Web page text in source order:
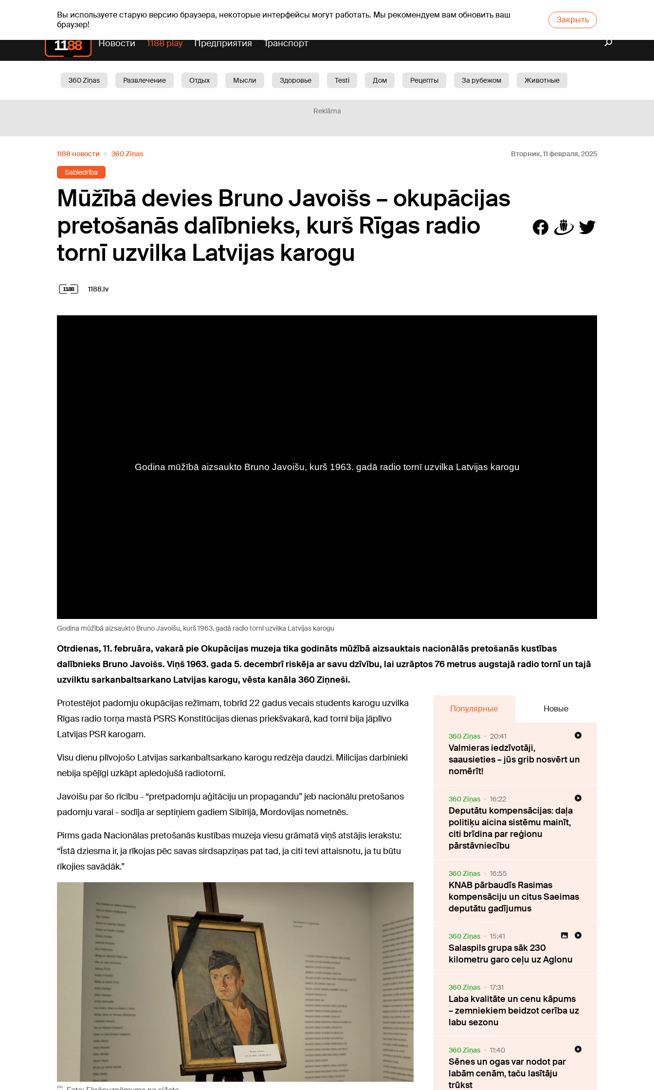
Вы используете старую версию браузера, некоторые интерфейсы могут работать. Мы рекомендуем вам обновить ваш
браузер!
Закрыть
пт, 07.08.2026. +21°C Alfrēds, Fredis, Madars Прогноз погоды Гороскопы
Новости 1188 play Предприятия Транспорт
360 Ziņas Развлечение Отдых Мысли Здоровье Testi Дом Рецепты За рубежом
Животные
Reklāma
1188 новости 360 Ziņas Вторник, 11 февраля, 2025
Sabiedrība
Mūžībā devies Bruno Javoišs – okupācijas
pretošanās dalībnieks, kurš Rīgas radio
tornī uzvilka Latvijas karogu
1188.lv
Godina mūžībā aizsaukto Bruno Javoišu, kurš 1963. gadā radio tornī uzvilka Latvijas karogu
Otrdienas, 11. februāra, vakarā pie Okupācijas muzeja tika godināts mūžībā aizsauktais nacionālās pretošanās kustības
dalībnieks Bruno Javoišs. Viņš 1963. gada 5. decembrī riskēja ar savu dzīvību, lai uzrāptos 76 metrus augstajā radio tornī un tajā
uzvilktu sarkanbaltsarkano Latvijas karogu, vēsta kanāla 360 Ziņneši.
Protestējot padomju okupācijas režīmam, tobrīd 22 gadus vecais students karogu uzvilka
Rīgas radio torņa mastā PSRS Konstitūcijas dienas priekšvakarā, kad tornī bija jāplīvo
Latvijas PSR karogam.
Visu dienu plīvojošo Latvijas sarkanbaltsarkano karogu redzēja daudzi. Milicijas darbinieki
nebija spējīgi uzkāpt apledojušā radiotornī.
Javoišu par šo rīcību - “pretpadomju aģitāciju un propagandu” jeb nacionālu pretošanos
padomju varai - sodīja ar septiņiem gadiem Sibīrijā, Mordovijas nometnēs.
Pirms gada Nacionālas pretošanās kustības muzeja viesu grāmatā viņš atstājis ierakstu:
“Īstā dziesma ir, ja rīkojas pēc savas sirdsapziņas pat tad, ja citi tevi attaisnotu, ja tu būtu
rīkojies savādāk.”
Популярные Новые
360 Ziņas 20:41
Valmieras iedzīvotāji,
saausieties – jūs grib nosvērt un
nomērīt!
360 Ziņas 16:22
Deputātu kompensācijas: daļa
politiķu aicina sistēmu mainīt,
citi brīdina par reģionu
pārstāvniecību
360 Ziņas 16:55
KNAB pārbaudīs Rasimas
kompensāciju un citus Saeimas
deputātu gadījumus
360 Ziņas 15:41
Salaspils grupa sāk 230
kilometru garo ceļu uz Aglonu
360 Ziņas 17:31
Laba kvalitāte un cenu kāpums
– zemniekiem beidzot cerība uz
labu sezonu
360 Ziņas 11:40
Sēnes un ogas var nodot par
labām cenām, taču lasītāju
trūkst